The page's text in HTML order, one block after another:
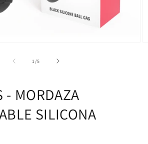
1 /de
5
- MORDAZA
SILICONA